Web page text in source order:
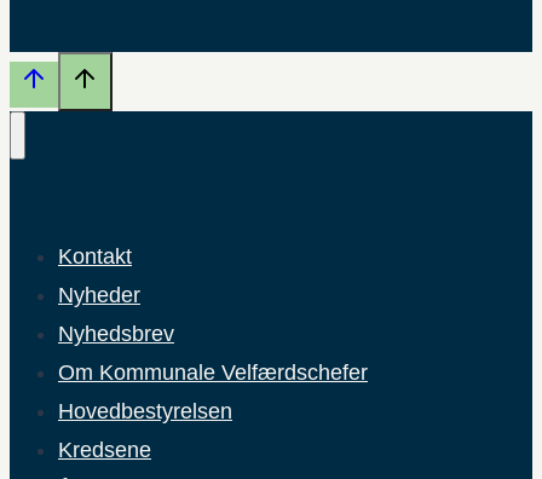
Kontakt
Nyheder
Nyhedsbrev
Om Kommunale Velfærdschefer
Hovedbestyrelsen
Kredsene